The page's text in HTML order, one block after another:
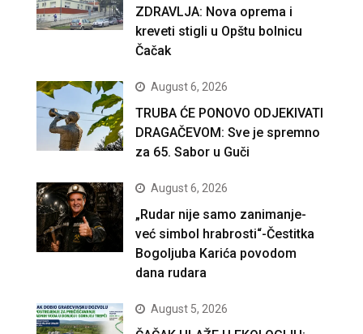
ZDRAVLJA: Nova oprema i
kreveti stigli u Opštu bolnicu
Čačak
August 6, 2026
TRUBA ĆE PONOVO ODJEKIVATI
DRAGAČEVOM: Sve je spremno
za 65. Sabor u Guči
August 6, 2026
„Rudar nije samo zanimanje-
već simbol hrabrosti“-Čestitka
Bogoljuba Karića povodom
dana rudara
August 5, 2026